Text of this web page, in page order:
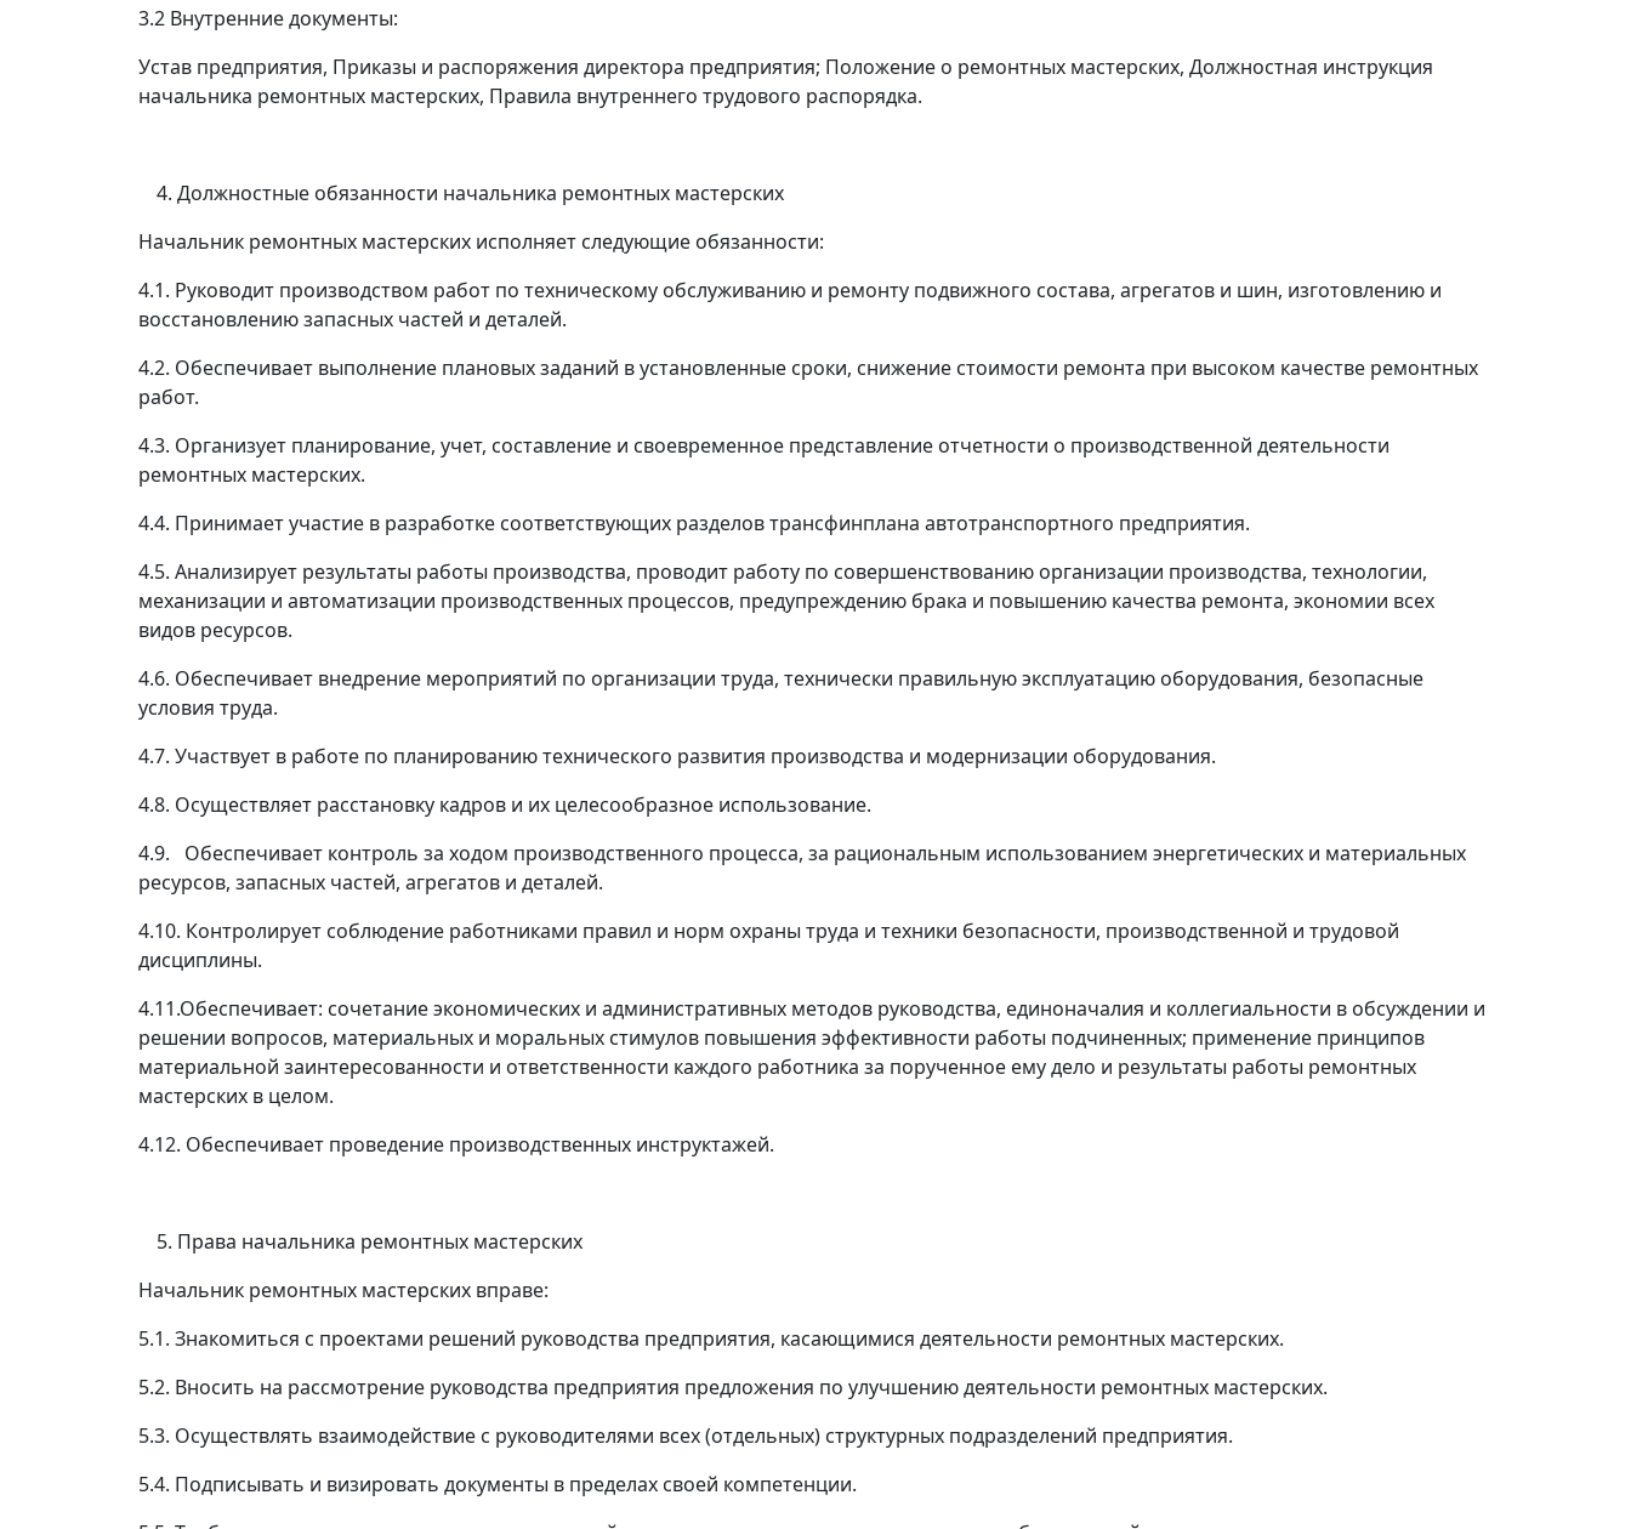
3.2 Внутренние документы:
Устав предприятия, Приказы и распоряжения директора предприятия; Положение о ремонтных мастерских, Должностная инструкция
начальника ремонтных мастерских, Правила внутреннего трудового распорядка.
Должностные обязанности начальника ремонтных мастерских
Начальник ремонтных мастерских исполняет следующие обязанности:
4.1. Руководит производством работ по техническому обслуживанию и ремонту подвижного состава, агрегатов и шин, изготовлению и
восстановлению запасных частей и деталей.
4.2. Обеспечивает выполнение плановых заданий в установленные сроки, снижение стоимости ремонта при высоком качестве ремонтных
работ.
4.3. Организует планирование, учет, составление и своевременное представление отчетности о производственной деятельности
ремонтных мастерских.
4.4. Принимает участие в разработке соответствующих разделов трансфинплана автотранспортного предприятия.
4.5. Анализирует результаты работы производства, проводит работу по совершенствованию организации производства, технологии,
механизации и автоматизации производственных процессов, предупреждению брака и повышению качества ремонта, экономии всех
видов ресурсов.
4.6. Обеспечивает внедрение мероприятий по организации труда, технически правильную эксплуатацию оборудования, безопасные
условия труда.
4.7. Участвует в работе по планированию технического развития производства и модернизации оборудования.
4.8. Осуществляет расстановку кадров и их целесообразное использование.
4.9. Обеспечивает контроль за ходом производственного процесса, за рациональным использованием энергетических и материальных
ресурсов, запасных частей, агрегатов и деталей.
4.10. Контролирует соблюдение работниками правил и норм охраны труда и техники безопасности, производственной и трудовой
дисциплины.
4.11.Обеспечивает: сочетание экономических и административных методов руководства, единоначалия и коллегиальности в обсуждении и
решении вопросов, материальных и моральных стимулов повышения эффективности работы подчиненных; применение принципов
материальной заинтересованности и ответственности каждого работника за порученное ему дело и результаты работы ремонтных
мастерских в целом.
4.12. Обеспечивает проведение производственных инструктажей.
Права начальника ремонтных мастерских
Начальник ремонтных мастерских вправе:
5.1. Знакомиться с проектами решений руководства предприятия, касающимися деятельности ремонтных мастерских.
5.2. Вносить на рассмотрение руководства предприятия предложения по улучшению деятельности ремонтных мастерских.
5.3. Осуществлять взаимодействие с руководителями всех (отдельных) структурных подразделений предприятия.
5.4. Подписывать и визировать документы в пределах своей компетенции.